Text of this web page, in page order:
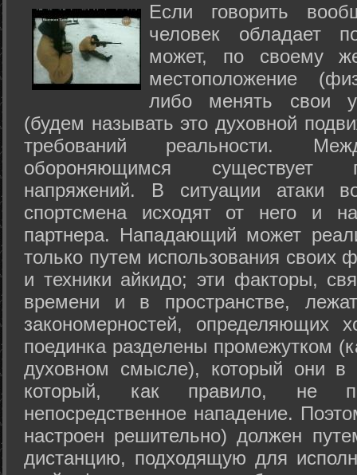
Если говорить
человек обладает
может, по своему
местоположение
либо менять свои
(будем называть это духовной
требований реальности.
обороняющимся существует
напряжений. В ситуации атаки
спортсмена исходят от него и
партнера. Нападающий может
только путем использования своих
и техники айкидо; эти факторы,
времени и в пространстве,
закономерностей, определяющих
поединка разделены промежутком
духовном смысле), который они в
который, как правило, не
непосредственное нападение.
настроен решительно) должен
дистанцию, подходящую для